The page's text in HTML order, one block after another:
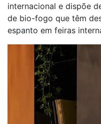
internacional e dispõe
de bio-fogo que têm
espanto em feiras